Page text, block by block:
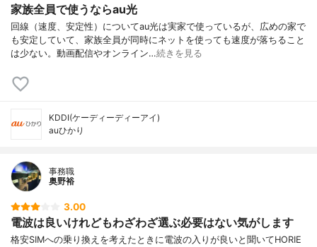
家族全員で使うならau光
回線（速度、安定性）についてau光は実家で使っているが、広めの家で
も安定していて、家族全員が同時にネットを使っても速度が落ちること
は少ない。動画配信やオンライン…続きを見る
KDDI(ケーディーディーアイ)
auひかり
事務職
奥野裕
3.00
電波は良いけれどもわざわざ選ぶ必要はない気がします
格安SIMへの乗り換えを考えたときに電波の入りが良いと聞いてHORIE